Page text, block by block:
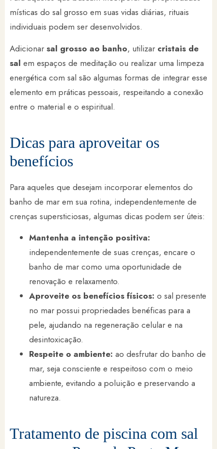
místicas do sal grosso em suas vidas diárias, rituais
individuais podem ser desenvolvidos.
Adicionar sal grosso ao banho, utilizar cristais de
sal em espaços de meditação ou realizar uma limpeza
energética com sal são algumas formas de integrar esse
elemento em práticas pessoais, respeitando a conexão
entre o material e o espiritual.
Dicas para aproveitar os
benefícios
Para aqueles que desejam incorporar elementos do
banho de mar em sua rotina, independentemente de
crenças supersticiosas, algumas dicas podem ser úteis:
Mantenha a intenção positiva:
independentemente de suas crenças, encare o
banho de mar como uma oportunidade de
renovação e relaxamento.
Aproveite os benefícios físicos: o sal presente
no mar possui propriedades benéficas para a
pele, ajudando na regeneração celular e na
desintoxicação.
Respeite o ambiente: ao desfrutar do banho de
mar, seja consciente e respeitoso com o meio
ambiente, evitando a poluição e preservando a
natureza.
Tratamento de piscina com sal